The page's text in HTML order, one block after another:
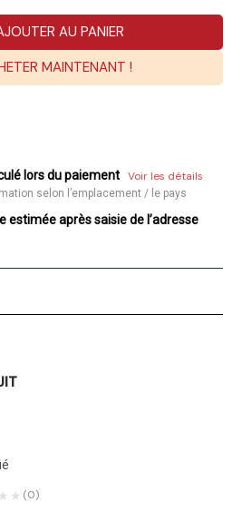
AU PANIER
MAINTENANT !
lors du paiement Voir les détails
selon l’emplacement / le pays
estimée après saisie de l’adresse
(0)